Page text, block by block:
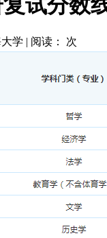
学 | 阅读： 次